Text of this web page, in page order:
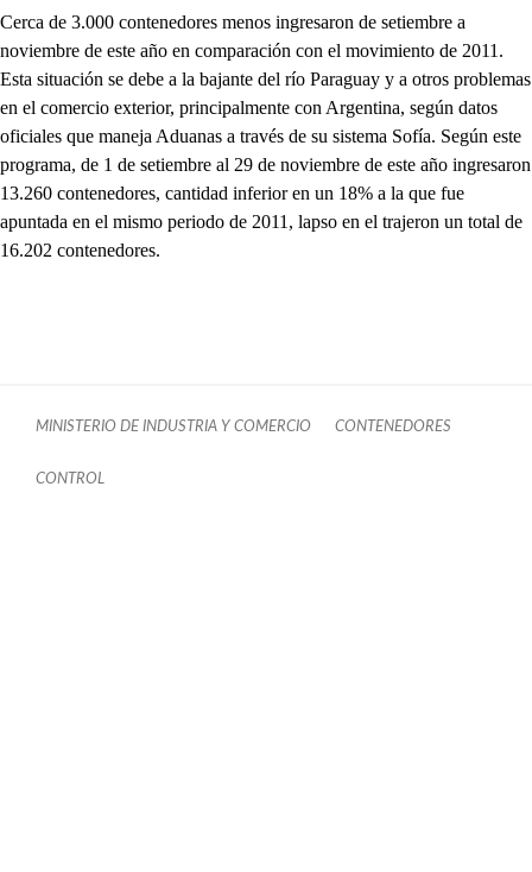
Cerca de 3.000 contenedores menos ingresaron de setiembre a
noviembre de este año en comparación con el movimiento de 2011.
Esta situación se debe a la bajante del río Paraguay y a otros problemas
en el comercio exterior, principalmente con Argentina, según datos
oficiales que maneja Aduanas a través de su sistema Sofía. Según este
programa, de 1 de setiembre al 29 de noviembre de este año ingresaron
13.260 contenedores, cantidad inferior en un 18% a la que fue
apuntada en el mismo periodo de 2011, lapso en el trajeron un total de
16.202 contenedores.
MINISTERIO DE INDUSTRIA Y COMERCIO CONTENEDORES
CONTROL